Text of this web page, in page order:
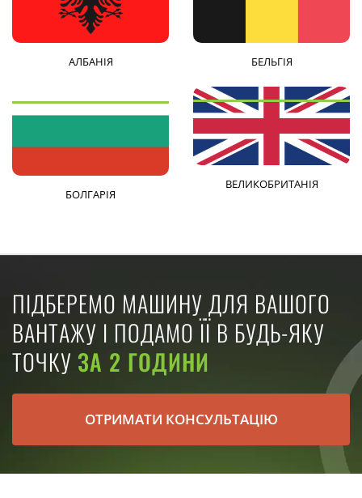
АЛБАНІЯ БЕЛЬГІЯ
БОЛГАРІЯ
ВЕЛИКОБРИТАНІЯ
ПІДБЕРЕМО МАШИНУ ДЛЯ ВАШОГО
ВАНТАЖУ І ПОДАМО ЇЇ В БУДЬ-ЯКУ
ТОЧКУ ЗА 2 ГОДИНИ
ОТРИМАТИ КОНСУЛЬТАЦІЮ